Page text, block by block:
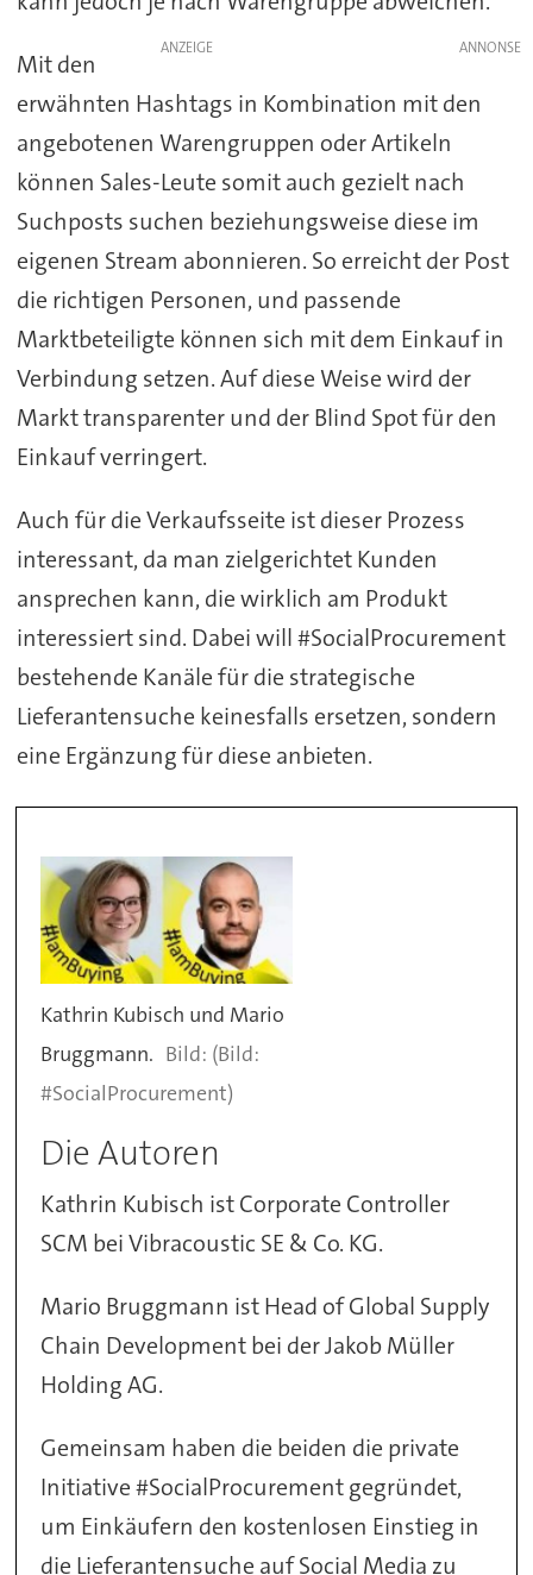
ANZEIGE
Mit den
erwähnten Hashtags in Kombination mit den
angebotenen Warengruppen oder Artikeln
können Sales-Leute somit auch gezielt nach
Suchposts suchen beziehungsweise diese im
eigenen Stream abonnieren. So erreicht der Post
die richtigen Personen, und passende
Marktbeteiligte können sich mit dem Einkauf in
Verbindung setzen. Auf diese Weise wird der
Markt transparenter und der Blind Spot für den
Einkauf verringert.
Auch für die Verkaufsseite ist dieser Prozess
interessant, da man zielgerichtet Kunden
ansprechen kann, die wirklich am Produkt
interessiert sind. Dabei will #SocialProcurement
bestehende Kanäle für die strategische
Lieferantensuche keinesfalls ersetzen, sondern
eine Ergänzung für diese anbieten.
Kathrin Kubisch und Mario
Bruggmann.
(Bild:
#SocialProcurement)
Die Autoren
Kathrin Kubisch ist Corporate Controller
SCM bei Vibracoustic SE & Co. KG.
Mario Bruggmann ist Head of Global Supply
Chain Development bei der Jakob Müller
Holding AG.
Gemeinsam haben die beiden die private
Initiative #SocialProcurement gegründet,
um Einkäufern den kostenlosen Einstieg in
die Lieferantensuche auf Social Media zu